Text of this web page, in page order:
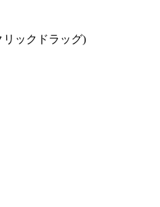
リックドラッグ)